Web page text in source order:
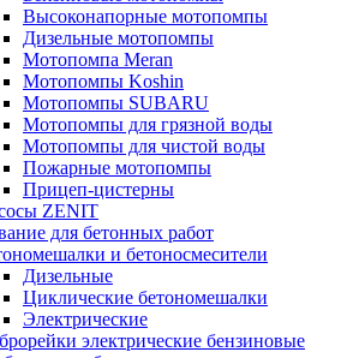
Высоконапорные мотопомпы
Дизельные мотопомпы
Мотопомпа Meran
Мотопомпы Koshin
Мотопомпы SUBARU
Мотопомпы для грязной воды
Мотопомпы для чистой воды
Пожарные мотопомпы
Прицеп-цистерны
ZENIT
для бетонных работ
и бетоносмесители
Дизельные
Циклические бетономешалки
Электрические
электрические бензиновые